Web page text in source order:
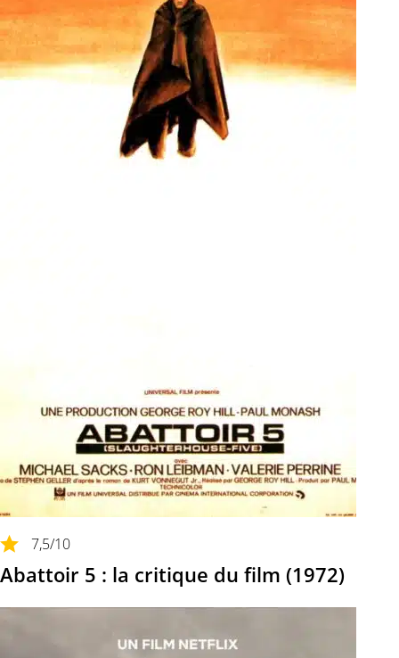
7,5/10
Abattoir 5 : la critique du film (1972)